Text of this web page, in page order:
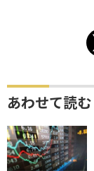
あわせて読む